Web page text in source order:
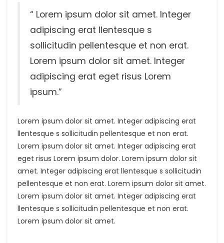
“ Lorem ipsum dolor sit amet. Integer
adipiscing erat llentesque s
sollicitudin pellentesque et non erat.
Lorem ipsum dolor sit amet. Integer
adipiscing erat eget risus Lorem
ipsum.”
Lorem ipsum dolor sit amet. Integer adipiscing erat
llentesque s sollicitudin pellentesque et non erat.
Lorem ipsum dolor sit amet. Integer adipiscing erat
eget risus Lorem ipsum dolor. Lorem ipsum dolor sit
amet. Integer adipiscing erat llentesque s sollicitudin
pellentesque et non erat. Lorem ipsum dolor sit amet.
Lorem ipsum dolor sit amet. Integer adipiscing erat
llentesque s sollicitudin pellentesque et non erat.
Lorem ipsum dolor sit amet.